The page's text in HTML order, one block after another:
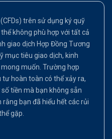
trên sử dụng ký quỹ
không phù hợp với tất cả
giao dịch Hợp Đồng Tương
mục tiêu giao dịch, kinh
muốn. Trường hợp
hoàn toàn có thể xảy ra,
tiền mà bạn không sẵn
bạn đã hiểu hết các rủi
gặp.